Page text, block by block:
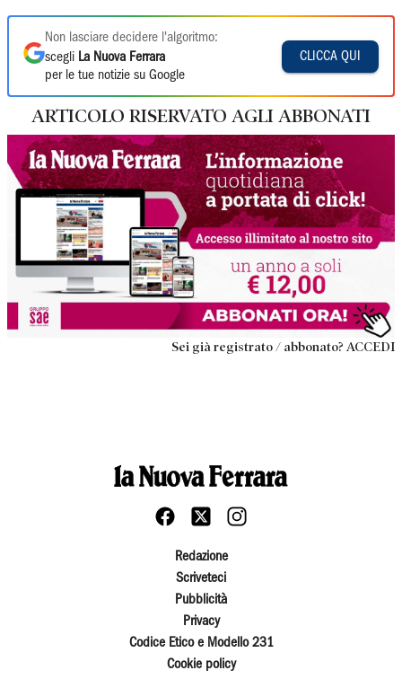
Non lasciare decidere l'algoritmo:
scegli La Nuova Ferrara
per le tue notizie su Google
CLICCA QUI
ARTICOLO RISERVATO AGLI ABBONATI
Sei già registrato / abbonato? ACCEDI
Redazione
Scriveteci
Pubblicità
Privacy
Codice Etico e Modello 231
Cookie policy